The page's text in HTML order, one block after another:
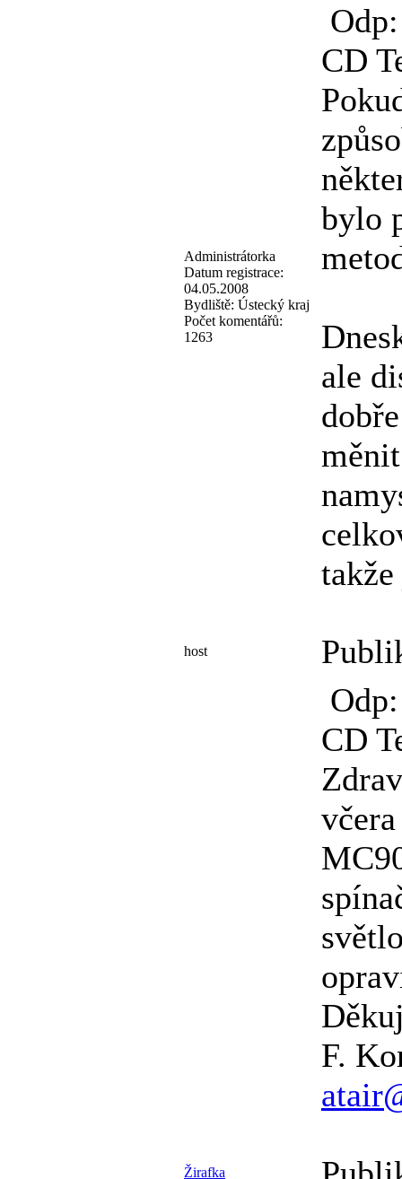
Administrátorka
Datum registrace:
04.05.2008
Bydliště: Ústecký kraj
Počet komentářů:
1263
CD
bylo
ale
host
CD
F.
Žirafka